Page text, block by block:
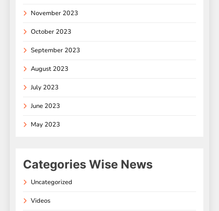
November 2023
October 2023
September 2023
August 2023
July 2023
June 2023
May 2023
Categories Wise News
Uncategorized
Videos